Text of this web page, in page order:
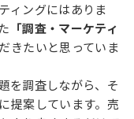
ィングにはありま
「調査・マーケティ
きたいと思っていま
を調査しながら、そ
提案しています。売